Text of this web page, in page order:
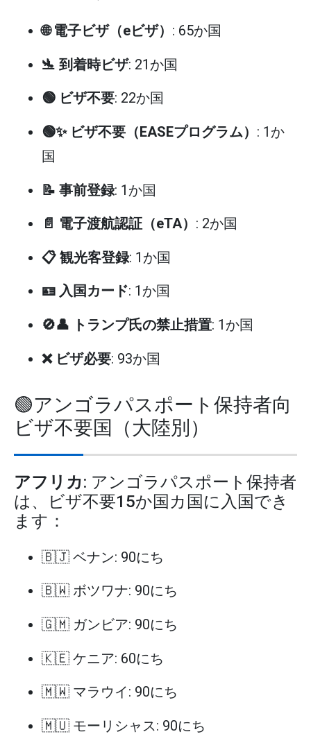
🌐 電子ビザ（eビザ） : 65か国
🛬 到着時ビザ: 21か国
🟢 ビザ不要: 22か国
🟢✨ ビザ不要（EASEプログラム） : 1か
国
📝 事前登録: 1か国
📄 電子渡航認証（eTA） : 2か国
📋 観光客登録: 1か国
🪪 入国カード: 1か国
🚫👤 トランプ氏の禁止措置: 1か国
❌ ビザ必要: 93か国
🟢アンゴラパスポート保持者向
ビザ不要国（大陸別）
アフリカ: アンゴラパスポート保持者
は、ビザ不要15か国カ国に入国でき
ます：
🇧🇯 ベナン: 90にち
🇧🇼 ボツワナ: 90にち
🇬🇲 ガンビア: 90にち
🇰🇪 ケニア: 60にち
🇲🇼 マラウイ: 90にち
🇲🇺 モーリシャス: 90にち